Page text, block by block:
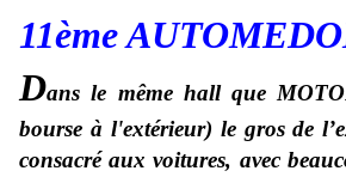
11ème
Dans le même hall que
bourse à l'extérieur) le gros de
consacré aux voitures, avec